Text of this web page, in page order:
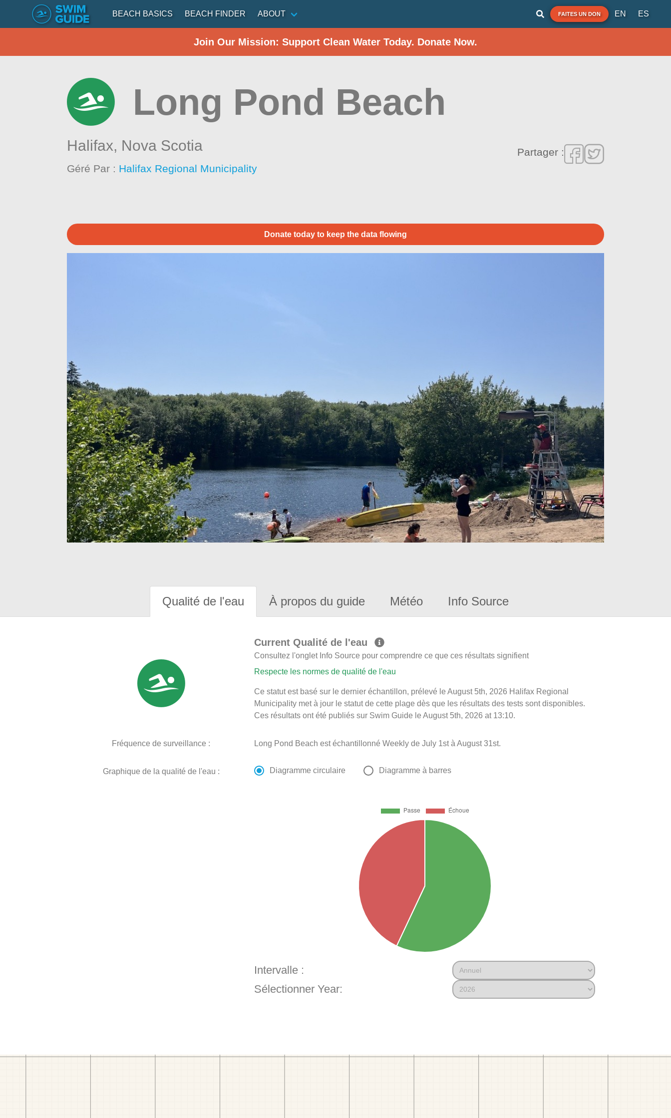
BEACH BASICS BEACH FINDER ABOUT FAITES UN DON EN ES
Join Our Mission: Support Clean Water Today. Donate Now.
Long Pond Beach
Halifax, Nova Scotia
Géré Par : Halifax Regional Municipality
Partager :
Donate today to keep the data flowing
Qualité de l'eau À propos du guide Météo Info Source
Current Qualité de l'eau
Consultez l'onglet Info Source pour comprendre ce que ces résultats signifient
Respecte les normes de qualité de l'eau
Ce statut est basé sur le dernier échantillon, prélevé le August 5th, 2026 Halifax Regional
Municipality met à jour le statut de cette plage dès que les résultats des tests sont disponibles.
Ces résultats ont été publiés sur Swim Guide le August 5th, 2026 at 13:10.
Fréquence de surveillance : Long Pond Beach est échantillonné Weekly de July 1st à August 31st.
Graphique de la qualité de l'eau : Diagramme circulaire Diagramme à barres
Intervalle :
Sélectionner Year: